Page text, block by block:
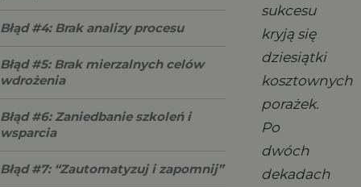
Błąd #4: Brak analizy procesu
Błąd #5: Brak mierzalnych celów
wdrożenia
Błąd #6: Zaniedbanie szkoleń i
wsparcia
Błąd #7: “Zautomatyzuj i zapomnij”
sukcesu
kryją się
dziesiątki
kosztownych
porażek.
Po
dwóch
dekadach